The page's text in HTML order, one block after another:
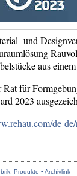
und
aus
Rat für
2023
de-
Produkte • Archivlink